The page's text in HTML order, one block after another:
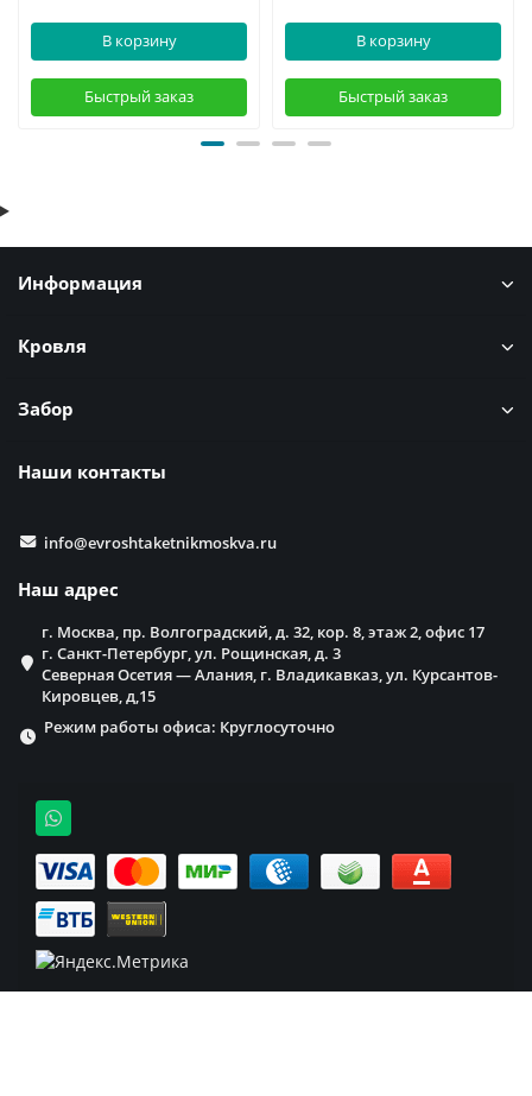
В корзину
Быстрый заказ
В корзину
Быстрый заказ
Информация
Кровля
Забор
Наши контакты
info@evroshtaketnikmoskva.ru
Наш адрес
г. Москва, пр. Волгоградский, д. 32, кор. 8, этаж 2, офис 17
г. Санкт-Петербург, ул. Рощинская, д. 3
Северная Осетия — Алания, г. Владикавказ, ул. Курсантов-
Кировцев, д,15
Режим работы офиса: Круглосуточно